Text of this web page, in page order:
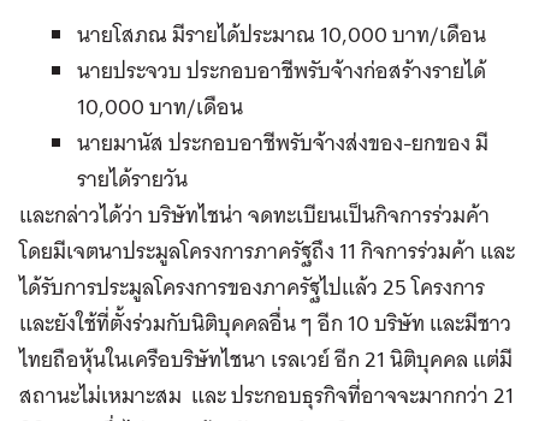
นายโสภณ มีรายได้ประมาณ 10,000 บาท/เดือน
นายประจวบ ประกอบอาชีพรับจ้างก่อสร้างรายได้
10,000 บาท/เดือน
นายมานัส ประกอบอาชีพรับจ้างส่งของ-ยกของ มี
รายได้รายวัน
และกล่าวได้ว่า บริษัทไชน่า จดทะเบียนเป็นกิจการร่วมค้า
โดยมีเจตนาประมูลโครงการภาครัฐถึง 11 กิจการร่วมค้า และ
ได้รับการประมูลโครงการของภาครัฐไปแล้ว 25 โครงการ
และยังใช้ที่ตั้งร่วมกับนิติบุคคลอื่น ๆ อีก 10 บริษัท และมีชาว
ไทยถือหุ้นในเครือบริษัทไชนา เรลเวย์ อีก 21 นิติบุคคล แต่มี
สถานะไม่เหมาะสม และ ประกอบธุรกิจที่อาจจะมากกว่า 21